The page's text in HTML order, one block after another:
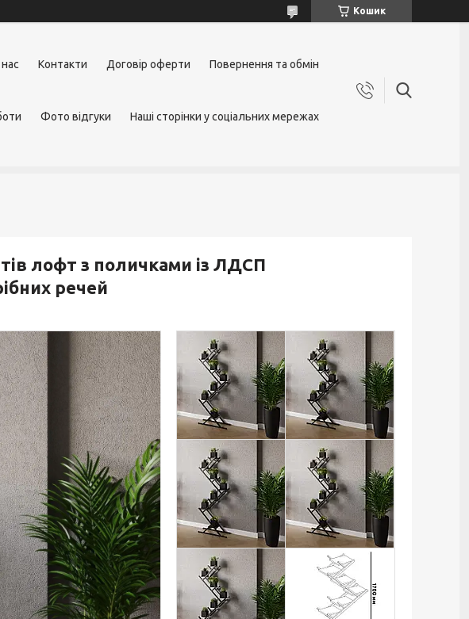
Кошик
Контакти Договір оферти Повернення та обмін
Фото відгуки Наші сторінки у соціальних мережах
лофт з поличками із ЛДСП
речей